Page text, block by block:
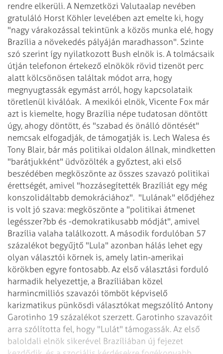
rendre elkerüli. A Nemzetközi Valutaalap nevében
gratuláló Horst Köhler levelében azt emelte ki, hogy
"nagy várakozással tekintünk a közös munka elé, hogy
Brazília a növekedés pályáján maradhasson". Szinte
szó szerint így nyilatkozott Bush elnök is. A tolmácsaik
útján telefonon értekező elnökök rövid tizenöt perc
alatt kölcsönösen találtak módot arra, hogy
megnyugtassák egymást arról, hogy kapcsolataik
töretlenül kiválóak. A mexikói elnök, Vicente Fox már
azt is kiemelte, hogy Brazília népe tudatosan döntött
úgy, ahogy döntött, és "szabad és önálló döntését"
nemcsak elfogadják, de támogatják is. Lech Walesa és
Tony Blair, bár más politikai oldalon állnak, mindketten
"barátjukként" üdvözölték a győztest, aki első
beszédében megköszönte az összes szavazó politikai
érettségét, amivel "hozzásegítették Brazíliát egy még
konszolidáltabb demokráciához". "Lulának" elődjéhez
is volt jó szava: megköszönte a "politikai átmenet
legésszer?bb és -demokratikusabb módját", amivel
Brazília valaha találkozott. A második fordulóban 57
százalékot begyűjtő "Lula" azonban hálás lehet egy
olyan választói körnek is, amely latin-amerikai
körökben egyre fontosabb. Az első választási forduló
harmadik helyezettje, a Brazíliában közel
harmincmilliós szavazói tömböt képviselő
karizmatikus pünkösdi választókat megszólító Antony
Garotinho 19 százalékot szerzett. Garotinho szavazóit
arra szólította fel, hogy "Lulát" támogassák. Az első
baloldali elnök sikerével Brazíliában új fejezet